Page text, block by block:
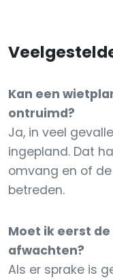
Kan een
ontruimd?
Ja, in veel
ingepland. Dat
omvang en of
betreden.
Moet ik eerst
afwachten?
Als er sprake is